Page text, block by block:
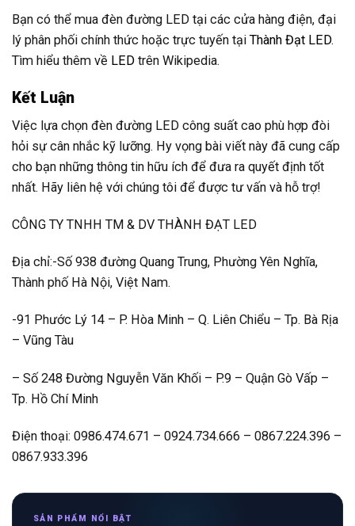
Bạn có thể mua đèn đường LED tại các cửa hàng điện, đại
lý phân phối chính thức hoặc trực tuyến tại Thành Đạt LED.
Tìm hiểu thêm về LED trên Wikipedia.
Kết Luận
Việc lựa chọn đèn đường LED công suất cao phù hợp đòi
hỏi sự cân nhắc kỹ lưỡng. Hy vọng bài viết này đã cung cấp
cho bạn những thông tin hữu ích để đưa ra quyết định tốt
nhất. Hãy liên hệ với chúng tôi để được tư vấn và hỗ trợ!
CÔNG TY TNHH TM & DV THÀNH ĐẠT LED
Địa chỉ:-Số 938 đường Quang Trung, Phường Yên Nghĩa,
Thành phố Hà Nội, Việt Nam.
-91 Phước Lý 14 – P. Hòa Minh – Q. Liên Chiểu – Tp. Bà Rịa
– Vũng Tàu
– Số 248 Đường Nguyễn Văn Khối – P.9 – Quận Gò Vấp –
Tp. Hồ Chí Minh
Điện thoại: 0986.474.671 – 0924.734.666 – 0867.224.396 –
0867.933.396
SẢN PHẨM NỔI BẬT